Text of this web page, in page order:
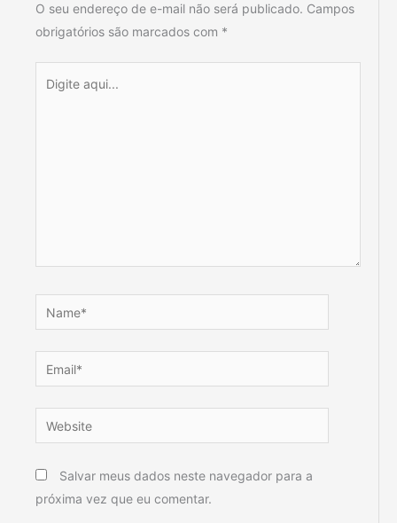
O seu endereço de e-mail não será publicado. Campos
obrigatórios são marcados com *
aqui...
Email*
Website
Salvar meus dados neste navegador para a
próxima vez que eu comentar.